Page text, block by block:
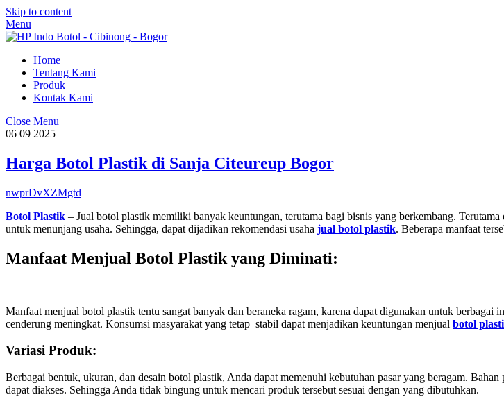
Skip to content
Menu
Home
Tentang Kami
Produk
Kontak Kami
Close Menu
06 09 2025
Harga Botol Plastik di Sanja Citeureup Bogor
nwprDvXZMgtd
Botol Plastik – Jual botol plastik memiliki banyak keuntungan, terutama bagi bisnis yang berkembang.
untuk menunjang usaha. Sehingga, dapat dijadikan rekomendasi usaha jual botol plastik. Beberapa manfaat
Manfaat Menjual Botol Plastik yang Diminati:
Manfaat menjual botol plastik tentu sangat banyak dan beraneka ragam, karena dapat digunakan untuk
cenderung meningkat. Konsumsi masyarakat yang tetap stabil dapat menjadikan keuntungan menjual botol
Variasi Produk:
Berbagai bentuk, ukuran, dan desain botol plastik, Anda dapat memenuhi kebutuhan pasar yang beragam.
dapat diakses. Sehingga Anda tidak bingung untuk mencari produk tersebut sesuai dengan yang dibutuhkan.